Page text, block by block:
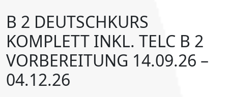
B 2 DEUTSCHKURS
KOMPLETT INKL. TELC B 2
VORBEREITUNG 14.09.26 –
04.12.26